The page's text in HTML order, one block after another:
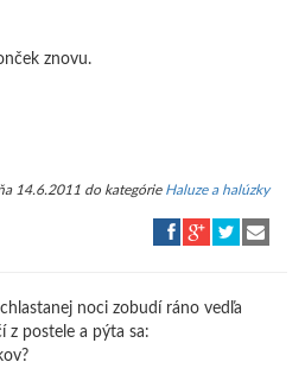
znovu.
14.6.2011 do kategórie Haluze a halúzky
noci zobudí ráno vedľa
z postele a pýta sa: